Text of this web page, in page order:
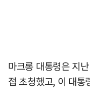
마크롱 대통령은 지
접 초청했고, 이 대통